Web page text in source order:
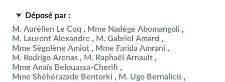
Déposé par :
M. Aurélien Le Coq
Mme Nadège Abomangoli
M. Laurent Alexandre
M. Gabriel Amard
Mme Ségolène Amiot
Mme Farida Amrani
M. Rodrigo Arenas
M. Raphaël Arnault
Mme Anaïs Belouassa-Cherifi
Mme Shéhérazade Bentorki
M. Ugo Bernalicis